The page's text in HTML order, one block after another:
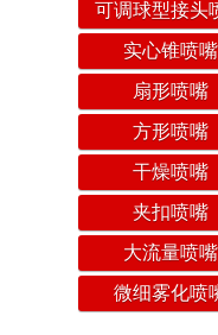
可调球型接头
实心锥喷嘴
扇形喷嘴
方形喷嘴
干燥喷嘴
夹扣喷嘴
大流量喷嘴
微细雾化喷